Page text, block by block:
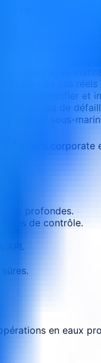
opérationnelle
Conçu pour
d'arrêt
puits sous-
études de cas
identifier et
les modes de
du BOP sous-
Équipes
profondes.
de contrôle.
API.
en eaux